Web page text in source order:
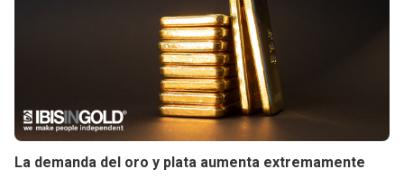
La demanda del oro y plata aumenta extremamente